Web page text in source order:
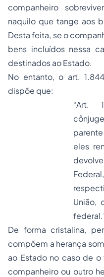
companheiro
naquilo que tange aos
Desta feita, se o
bens incluídos nessa
destinados ao Estado.
No entanto, o art.
dispõe que:
“Art.
eles
União,
De forma cristalina,
compõem a herança
ao Estado no caso de
companheiro ou outro